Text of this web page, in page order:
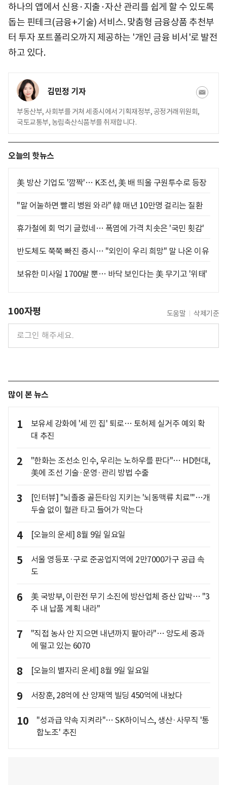
하나의 앱에서 신용·지출·자산 관리를 쉽게 할 수 있도록
돕는 핀테크(금융+기술) 서비스. 맞춤형 금융상품 추천부
터 투자 포트폴리오까지 제공하는 '개인 금융 비서'로 발전
하고 있다.
김민정 기자
부동산부, 사회부를 거쳐 세종시에서 기획재정부, 공정거래위원회,
국토교통부, 농림축산식품부를 취재합니다.
오늘의 핫뉴스
美 방산 기업도 '깜짝'… K조선, 美 배 띄울 구원투수로 등장
"말 어눌하면 빨리 병원 와라" 韓 매년 10만명 걸리는 질환
휴가철에 회 먹기 글렀네… 폭염에 가격 치솟은 '국민 횟감'
반도체도 쭉쭉 빠진 증시… "외인이 우리 희망" 말 나온 이유
보유한 미사일 1700발 뿐… 바닥 보인다는 美 무기고 '위태'
100자평 도움말 삭제기준
많이 본 뉴스
1
보유세 강화에 '세 낀 집' 퇴로… 토허제 실거주 예외 확
대 추진
2
"한화는 조선소 인수, 우리는 노하우를 판다"… HD현대,
美에 조선 기술·운영·관리 방법 수출
3
[인터뷰] "뇌졸중 골든타임 지키는 '뇌동맥류 치료'"…개
두술 없이 혈관 타고 들어가 막는다
4 [오늘의 운세] 8월 9일 일요일
5
서울 영등포·구로 준공업지역에 2만7000가구 공급 속
도
6
美 국방부, 이란전 무기 소진에 방산업체 증산 압박… "3
주 내 납품 계획 내라"
7
"직접 농사 안 지으면 내년까지 팔아라"… 양도세 중과
에 떨고 있는 6070
8 [오늘의 별자리 운세] 8월 9일 일요일
9 서장훈, 28억에 산 양재역 빌딩 450억에 내놨다
10
"성과급 약속 지켜라"… SK하이닉스, 생산·사무직 '통
합노조' 추진